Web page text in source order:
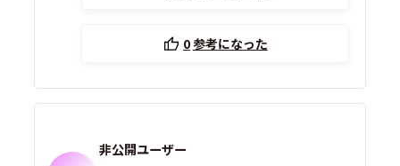
0参考になった
非公開ユーザー